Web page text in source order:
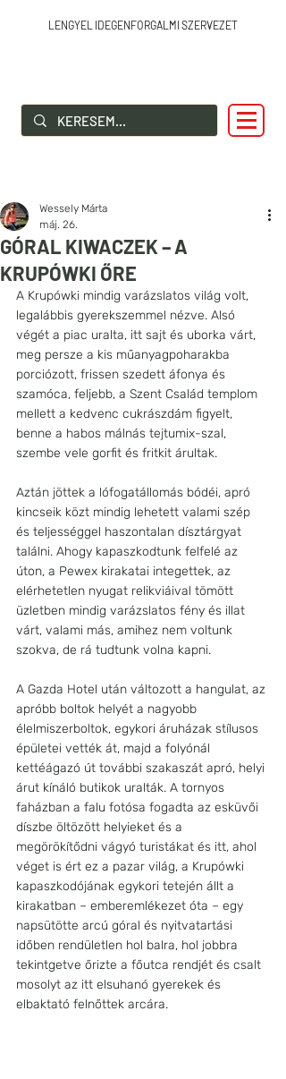
LENGYEL IDEGENFORGALMI SZERVEZET
SZIA LENGYELORSZÁG!
GÓRAL KIWACZEK – A
KRUPÓWKI ŐRE
Wessely Márta
máj. 26.
A Krupówki mindig varázslatos világ volt,
legalábbis gyerekszemmel nézve. Alsó
végét a piac uralta, itt sajt és uborka várt,
meg persze a kis műanyagpoharakba
porciózott, frissen szedett áfonya és
szamóca, feljebb, a Szent Család templom
mellett a kedvenc cukrászdám figyelt,
benne a habos málnás tejtumix-szal,
szembe vele gorfit és fritkit árultak.
Aztán jöttek a lófogatállomás bódéi, apró
kincseik közt mindig lehetett valami szép
és teljességgel haszontalan dísztárgyat
találni. Ahogy kapaszkodtunk felfelé az
úton, a Pewex kirakatai integettek, az
elérhetetlen nyugat relikviáival tömött
üzletben mindig varázslatos fény és illat
várt, valami más, amihez nem voltunk
szokva, de rá tudtunk volna kapni.
A Gazda Hotel után változott a hangulat, az
apróbb boltok helyét a nagyobb
élelmiszerboltok, egykori áruházak stílusos
épületei vették át, majd a folyónál
kettéágazó út további szakaszát apró, helyi
árut kínáló butikok uralták. A tornyos
faházban a falu fotósa fogadta az esküvői
díszbe öltözött helyieket és a
megörökítődni vágyó turistákat és itt, ahol
véget is ért ez a pazar világ, a Krupówki
kapaszkodójának egykori tetején állt a
kirakatban – emberemlékezet óta – egy
napsütötte arcú góral és nyitvatartási
időben rendületlen hol balra, hol jobbra
tekintgetve őrizte a főutca rendjét és csalt
mosolyt az itt elsuhanó gyerekek és
elbaktató felnőttek arcára.